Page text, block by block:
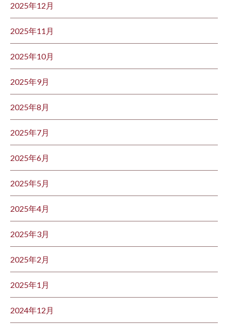
2025年12月
2025年11月
2025年10月
2025年9月
2025年8月
2025年7月
2025年6月
2025年5月
2025年4月
2025年3月
2025年2月
2025年1月
2024年12月